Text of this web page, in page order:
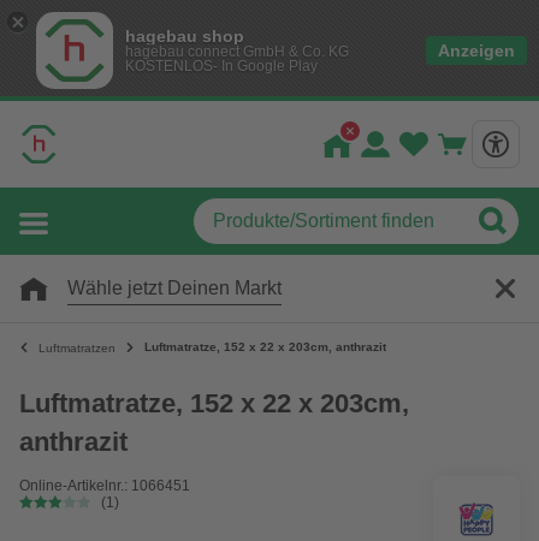
hagebau shop
hagebau connect GmbH & Co. KG
KOSTENLOS- In Google Play
Anzeigen
Wähle jetzt Deinen Markt
Luftmatratzen Luftmatratze, 152 x 22 x 203cm, anthrazit
Luftmatratze, 152 x 22 x 203cm,
anthrazit
Online-Artikelnr.: 1066451
(1)